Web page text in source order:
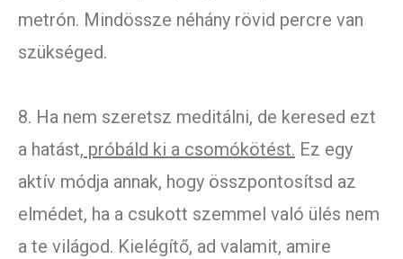
metrón. Mindössze néhány rövid percre van
szükséged.
8. Ha nem szeretsz meditálni, de keresed ezt
a hatást, próbáld ki a csomókötést. Ez egy
aktív módja annak, hogy összpontosítsd az
elmédet, ha a csukott szemmel való ülés nem
a te világod. Kielégítő, ad valamit, amire